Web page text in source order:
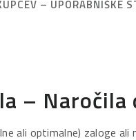
– UPORABNIŠKE
–
ali optimalne) zaloge ali